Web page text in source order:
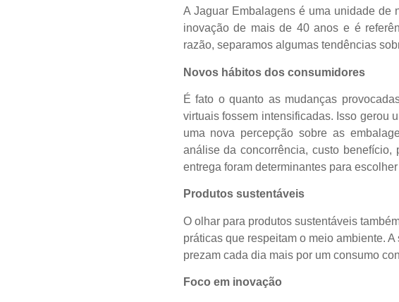
A Jaguar Embalagens é uma unidade de
inovação de mais de 40 anos e é
razão, separamos algumas tendências
Novoshábitos dos consumidores
É fato o quanto as mudanças
virtuais fossem intensificadas. Isso gerou
uma nova percepção sobre as
análise da concorrência, custo
entrega foram determinantes para
Produtos sustentáveis
O olhar para produtos sustentáveis
práticas que respeitam o meio ambiente.
prezam cada dia mais por um consumo
Foco em inovação